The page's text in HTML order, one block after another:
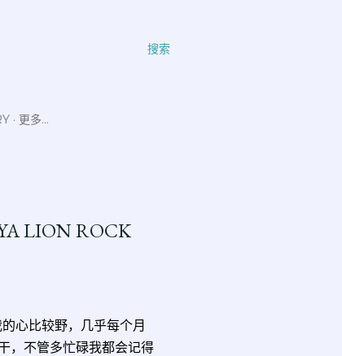
搜索
更多…
LION ROCK
心比较野，几乎每个月
，不管多忙碌我都会记得